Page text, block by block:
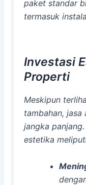
paket standar
termasuk
Investasi
Properti
Meskipun
tambahan, jasa
jangka
estetika